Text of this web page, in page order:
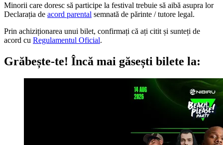
Minorii care doresc să participe la festival trebuie să aibă asupra lor
Declarația de acord parental semnată de părinte / tutore legal.
Prin achiziționarea unui bilet, confirmați că ați citit și sunteți de
acord cu Regulamentul Oficial.
Grăbește-te! Încă mai găsești bilete la: